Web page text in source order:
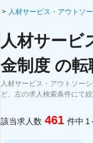
エージェントサー
スカウトサービス
パートナーエージ
人材サービス・アウトソ
人材サービ
金制度 の
人材サービス・アウトソー
ど、左の求人検索条件にて絞
該当求人数 461 件中 1